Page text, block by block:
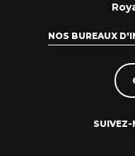
NOS BUREAUX
SUIVEZ-